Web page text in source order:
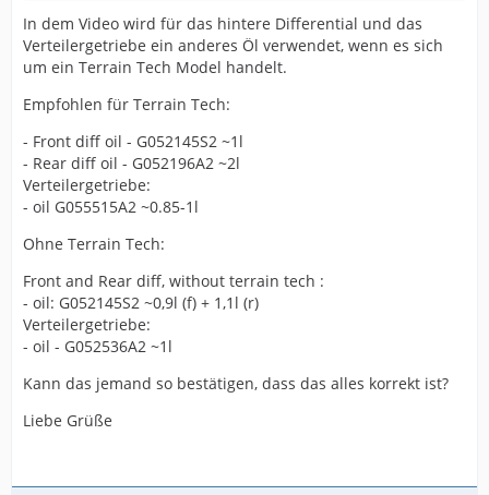
In dem Video wird für das hintere Differential und das
Verteilergetriebe ein anderes Öl verwendet, wenn es sich
um ein Terrain Tech Model handelt.
Empfohlen für Terrain Tech:
- Front diff oil - G052145S2 ~1l
- Rear diff oil - G052196A2 ~2l
Verteilergetriebe:
- oil G055515A2 ~0.85-1l
Ohne Terrain Tech:
Front and Rear diff, without terrain tech :
- oil: G052145S2 ~0,9l (f) + 1,1l (r)
Verteilergetriebe:
- oil - G052536A2 ~1l
Kann das jemand so bestätigen, dass das alles korrekt ist?
Liebe Grüße